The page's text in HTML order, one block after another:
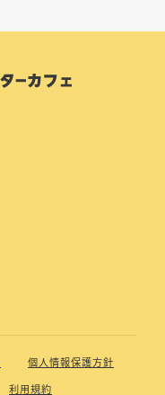
個人情報保護方針
利用規約